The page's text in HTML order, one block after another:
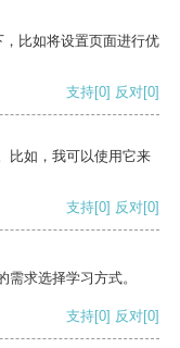
比如将设置页面进行优
支持[0] 反对[0]
比如，我可以使用它来
支持[0] 反对[0]
求选择学习方式。
支持[0] 反对[0]